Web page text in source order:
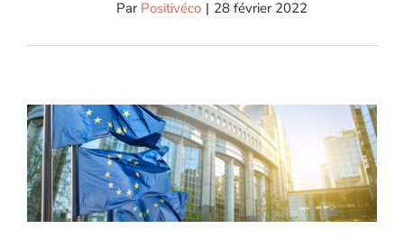
Par Positivéco | 28 février 2022